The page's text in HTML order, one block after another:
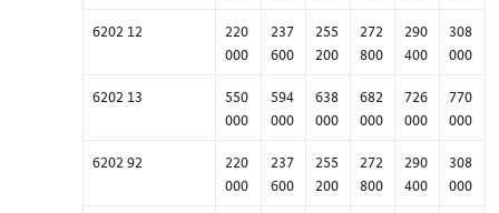
6202 12
220
000
237
600
255
200
272
800
290
400
308
000
6202 13
550
000
594
000
638
000
682
000
726
000
770
000
6202 92
220
000
237
600
255
200
272
800
290
400
308
000